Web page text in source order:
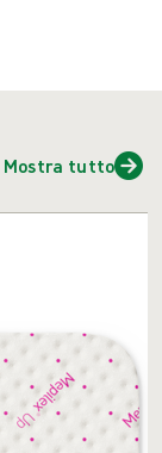
Mostra tutto